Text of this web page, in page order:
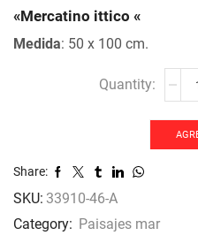
«Mercatino ittico «
Medida: 50 x 100 cm.
Share:
SKU: 33910-46-A
Category: Paisajes mar